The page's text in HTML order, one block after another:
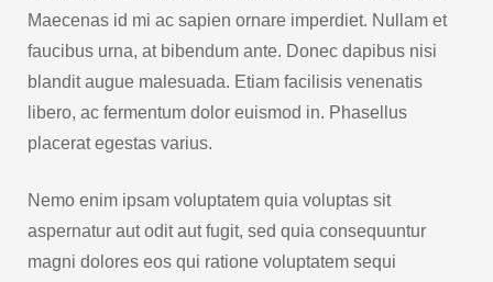
Maecenas id mi ac sapien ornare imperdiet. Nullam et
faucibus urna, at bibendum ante. Donec dapibus nisi
blandit augue malesuada. Etiam facilisis venenatis
libero, ac fermentum dolor euismod in. Phasellus
placerat egestas varius.
Nemo enim ipsam voluptatem quia voluptas sit
aspernatur aut odit aut fugit, sed quia consequuntur
magni dolores eos qui ratione voluptatem sequi